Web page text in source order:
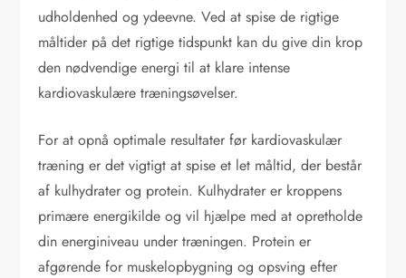
udholdenhed og ydeevne. Ved at spise de rigtige
måltider på det rigtige tidspunkt kan du give din krop
den nødvendige energi til at klare intense
kardiovaskulære træningsøvelser.
For at opnå optimale resultater før kardiovaskulær
træning er det vigtigt at spise et let måltid, der består
af kulhydrater og protein. Kulhydrater er kroppens
primære energikilde og vil hjælpe med at opretholde
din energiniveau under træningen. Protein er
afgørende for muskelopbygning og opsving efter